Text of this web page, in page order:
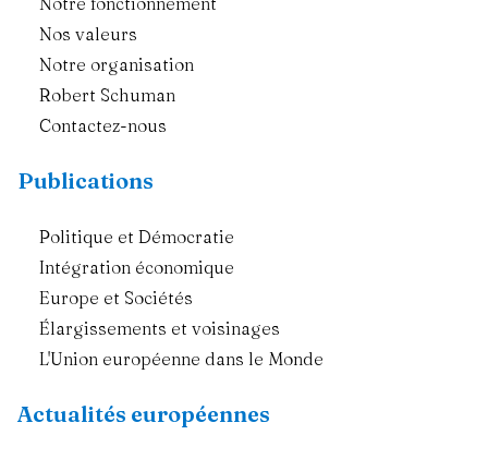
Nos valeurs
Notre organisation
Robert Schuman
Contactez-nous
Publications
Politique et Démocratie
Intégration économique
Europe et Sociétés
Élargissements et voisinages
L'Union européenne dans le Monde
Actualités européennes